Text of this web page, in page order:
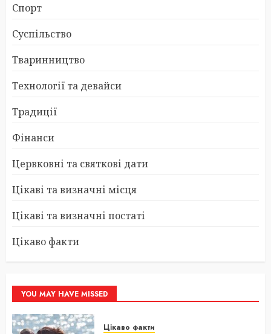
Спорт
Суспільство
Тваринництво
Технології та девайси
Традиції
Фінанси
Цервковні та святкові дати
Цікаві та визначні місця
Цікаві та визначні постаті
Цікаво факти
YOU MAY HAVE MISSED
Цікаво факти